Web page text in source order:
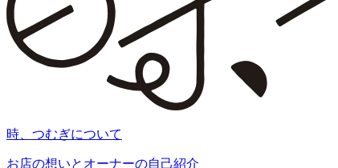
時、つむぎについて
お店の想いとオーナーの自己紹介